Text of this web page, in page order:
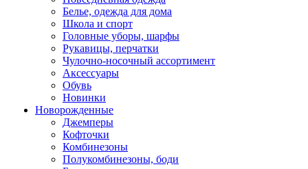
Белье, одежда для дома
Школа и спорт
Головные уборы, шарфы
Рукавицы, перчатки
Чулочно-носочный ассортимент
Аксессуары
Обувь
Новинки
Новорожденные
Джемперы
Кофточки
Комбинезоны
Полукомбинезоны, боди